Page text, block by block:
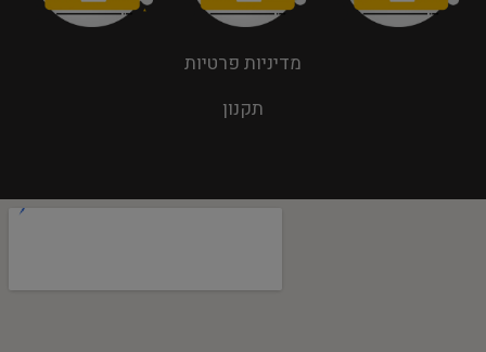
מדיניות פרטיות
תקנון